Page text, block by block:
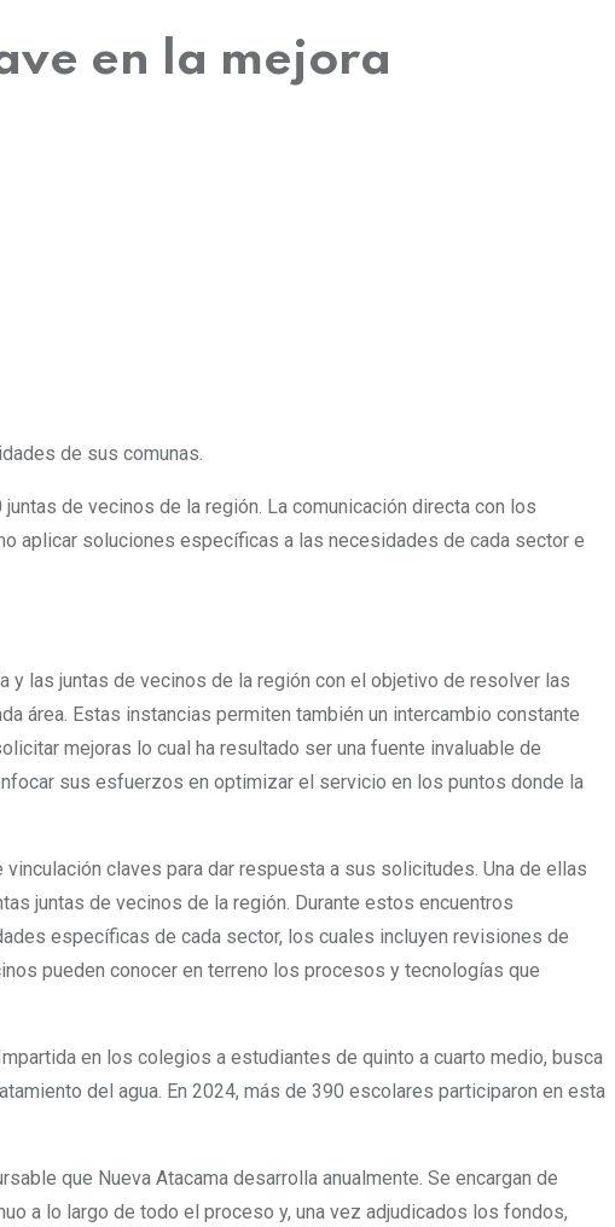
en la mejora
de sus comunas.
de vecinos de la región. La comunicación directa con los
aplicar soluciones específicas a las necesidades de cada sector e
y las juntas de vecinos de la región con el objetivo de resolver las
área. Estas instancias permiten también un intercambio constante
mejoras lo cual ha resultado ser una fuente invaluable de
sus esfuerzos en optimizar el servicio en los puntos donde la
claves para dar respuesta a sus solicitudes. Una de ellas
juntas de vecinos de la región. Durante estos encuentros
específicas de cada sector, los cuales incluyen revisiones de
pueden conocer en terreno los procesos y tecnologías que
en los colegios a estudiantes de quinto a cuarto medio, busca
del agua. En 2024, más de 390 escolares participaron en esta
que Nueva Atacama desarrolla anualmente. Se encargan de
a lo largo de todo el proceso y, una vez adjudicados los fondos,